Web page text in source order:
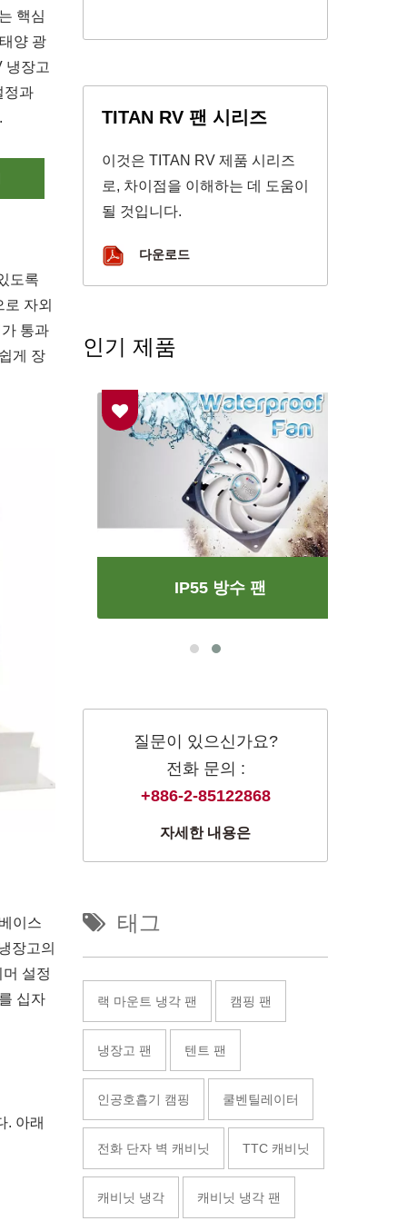
핵심
양 광
냉장고
정과
도록
자외
통과
게 장
이스
장고의
설정
십자
. 아래
TITAN RV 팬 시리즈
이것은 TITAN RV 제품 시리즈
로, 차이점을 이해하는 데 도움이
될 것입니다.
다운로드
인기 제품
IP55 방수 팬
질문이 있으신가요?
전화 문의 :
+886-2-85122868
자세한 내용은
태그
랙 마운트 냉각 팬 캠핑 팬
냉장고 팬 텐트 팬
인공호흡기 캠핑 쿨벤틸레이터
전화 단자 벽 캐비닛 TTC 캐비닛
캐비닛 냉각 캐비닛 냉각 팬